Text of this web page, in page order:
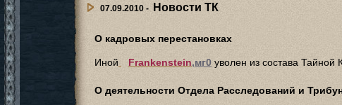
07.09.2010 - Новости ТК
О кадровых перестановках
Иной Frankenstein,мг0 уволен из состава Тайной
О деятельности Отдела Расследований и